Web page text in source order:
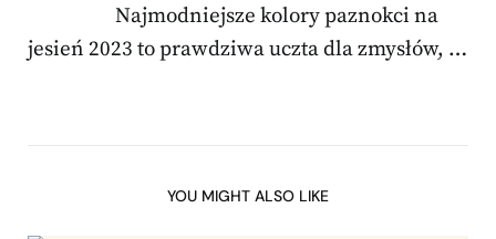
Najmodniejsze kolory paznokci na
jesień 2023 to prawdziwa uczta dla zmysłów, …
YOU MIGHT ALSO LIKE